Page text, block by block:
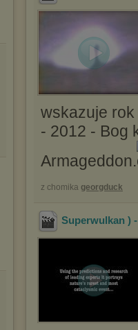
wskazuje
- 2012 - Bog
Armageddon.
z chomika georgduck
Superwulkan )